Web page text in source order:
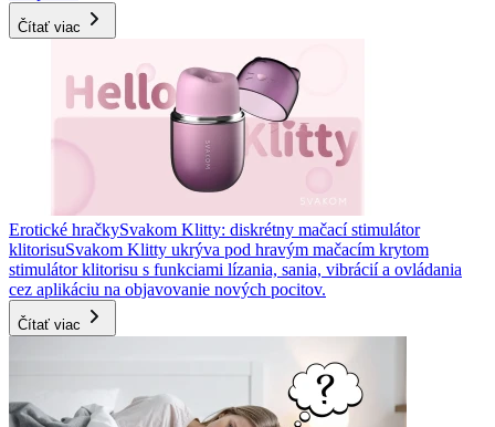
Čítať viac
Erotické hračkySvakom Klitty: diskrétny mačací stimulátor
klitorisuSvakom Klitty ukrýva pod hravým mačacím krytom
stimulátor klitorisu s funkciami lízania, sania, vibrácií a ovládania
cez aplikáciu na objavovanie nových pocitov.
Čítať viac